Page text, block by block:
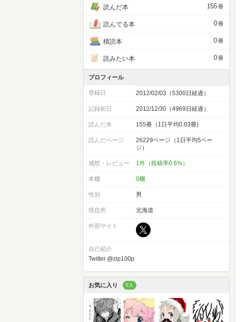
読んだ本 155冊
読んでる本 0冊
積読本 0冊
読みたい本 0冊
プロフィール
登録日 2012/02/03（5300日経過）
記録初日 2012/12/30（4969日経過）
読んだ本 155冊（1日平均0.03冊)
読んだページ
26229ページ（1日平均5ペー
ジ）
感想・レビュー 1件（投稿率0.6%）
本棚 0棚
性別 男
現住所 北海道
外部サイト
自己紹介
Twitter @zip100p
お気に入り 5人